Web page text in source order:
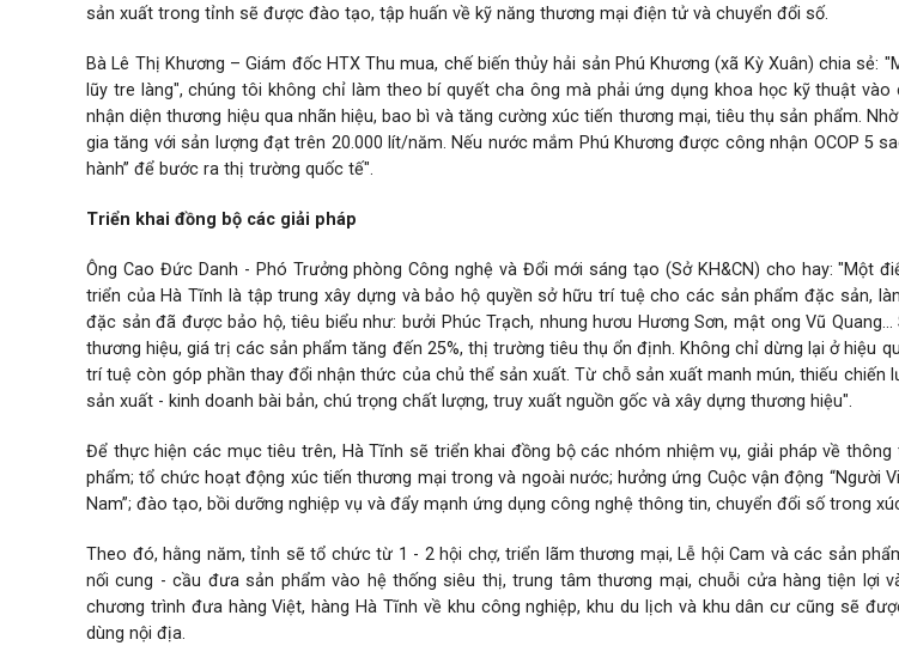
sản xuất trong tỉnh sẽ được đào tạo, tập huấn về kỹ năng thương mại điện tử và chuyển đổi số.
Bà Lê Thị Khương – Giám đốc HTX Thu mua, chế biến thủy hải sản Phú Khương (xã Kỳ Xuân) chia sẻ:
lũy tre làng", chúng tôi không chỉ làm theo bí quyết cha ông mà phải ứng dụng khoa học kỹ thuật vào
nhận diện thương hiệu qua nhãn hiệu, bao bì và tăng cường xúc tiến thương mại, tiêu thụ sản phẩm.
gia tăng với sản lượng đạt trên 20.000 lít/năm. Nếu nước mắm Phú Khương được công nhận OCOP 5
hành” để bước ra thị trường quốc tế".
Triển khai đồng bộ các giải pháp
Ông Cao Đức Danh - Phó Trưởng phòng Công nghệ và Đổi mới sáng tạo (Sở KH&CN) cho hay: "Một
triển của Hà Tĩnh là tập trung xây dựng và bảo hộ quyền sở hữu trí tuệ cho các sản phẩm đặc sản,
đặc sản đã được bảo hộ, tiêu biểu như: bưởi Phúc Trạch, nhung hươu Hương Sơn, mật ong Vũ Quang...
thương hiệu, giá trị các sản phẩm tăng đến 25%, thị trường tiêu thụ ổn định. Không chỉ dừng lại ở hiệu
trí tuệ còn góp phần thay đổi nhận thức của chủ thể sản xuất. Từ chỗ sản xuất manh mún, thiếu chiến
sản xuất - kinh doanh bài bản, chú trọng chất lượng, truy xuất nguồn gốc và xây dựng thương hiệu".
Để thực hiện các mục tiêu trên, Hà Tĩnh sẽ triển khai đồng bộ các nhóm nhiệm vụ, giải pháp về thông
phẩm; tổ chức hoạt động xúc tiến thương mại trong và ngoài nước; hưởng ứng Cuộc vận động “Người
Nam”; đào tạo, bồi dưỡng nghiệp vụ và đẩy mạnh ứng dụng công nghệ thông tin, chuyển đổi số trong
Theo đó, hằng năm, tỉnh sẽ tổ chức từ 1 - 2 hội chợ, triển lãm thương mại, Lễ hội Cam và các sản
nối cung - cầu đưa sản phẩm vào hệ thống siêu thị, trung tâm thương mại, chuỗi cửa hàng tiện lợi
chương trình đưa hàng Việt, hàng Hà Tĩnh về khu công nghiệp, khu du lịch và khu dân cư cũng sẽ
dùng nội địa.